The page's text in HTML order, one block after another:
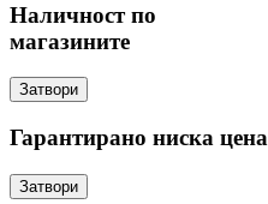
Наличност по
магазините
Затвори
Гарантирано ниска цена
Затвори